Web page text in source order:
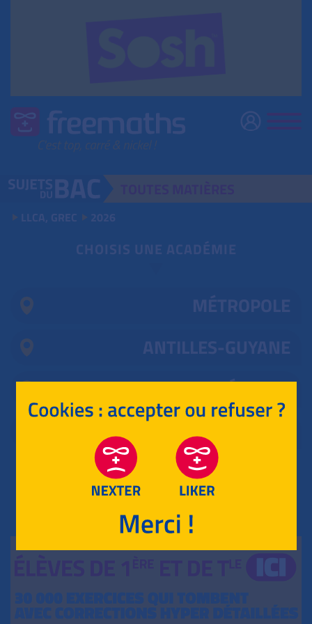
LLCA, GREC 2026
CHOISIS UNE ACADÉMIE
MÉTROPOLE
ANTILLES-GUYANE
MAYOTTE, RÉUNION
RETOUR